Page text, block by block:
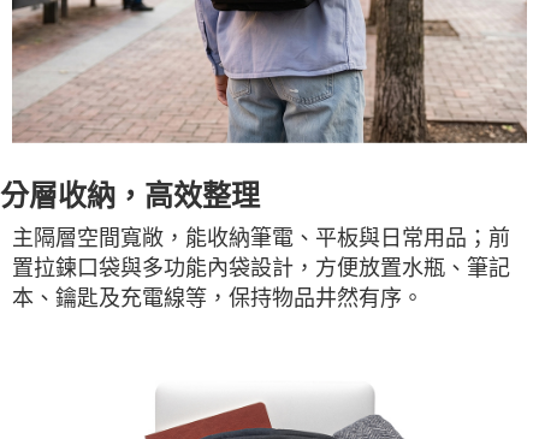
分層收納，高效整理
主隔層空間寬敞，能收納筆電、平板與日常用品；前
置拉鍊口袋與多功能內袋設計，方便放置水瓶、筆記
本、鑰匙及充電線等，保持物品井然有序。